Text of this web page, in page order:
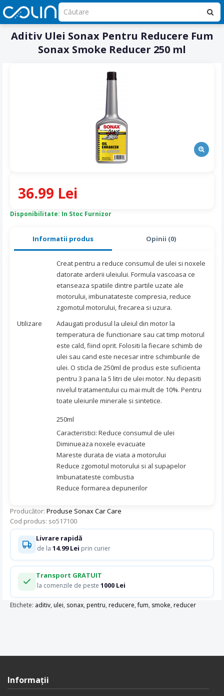
Aditiv Ulei Sonax Pentru Reducere Fum
Sonax Smoke Reducer 250 ml
Informatii produs Opinii (0)
Creat pentru a reduce consumul de ulei si noxele
datorate arderii uleiului. Formula vascoasa ce
etanseaza spatiile dintre partile uzate ale
motorului, imbunatateste compresia, reduce
zgomotul motorului, frecarea si uzura.
Utilizare
Adaugati produsul la uleiul din motor la
temperatura de functionare sau cat timp motorul
este cald, fiind oprit. Folositi la fiecare schimb de
ulei sau cand este necesar intre schimburile de
ulei. O sticla de 250ml de produs este suficienta
pentru 3 pana la 5 litri de ulei motor. Nu depasiti
nivelul tratamentului cu mai mult de 10%. Pentru
toate uleiurile minerale si sintetice.
250ml
Caracteristici: Reduce consumul de ulei
Diminueaza noxele evacuate
Mareste durata de viata a motorului
Reduce zgomotul motorului si al supapelor
Imbunatateste combustia
Reduce formarea depunerilor
Producător: Produse Sonax Car Care
Cod produs: so517100
Disponibilitate: In Stoc Furnizor
36.99 Lei
Livrare rapidă
de la 14.99 Lei prin curier
Transport GRATUIT
la comenzile de peste 1000 Lei
Etichete: aditiv, ulei, sonax, pentru, reducere,fum, smoke, reducer
Informaţii